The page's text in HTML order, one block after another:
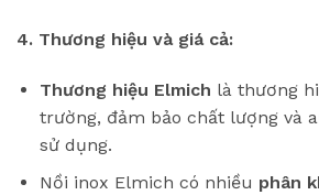
4. Thương hiệu và giá cả:
Thương hiệu Elmich là thương
trường, đảm bảo chất lượng và
sử dụng.
Nồi inox Elmich có nhiều phân